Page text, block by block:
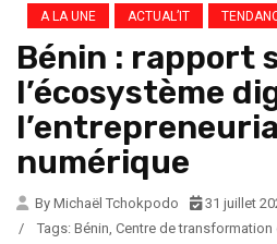
A LA UNE ACTUAL’IT
Bénin : rapport
l’écosystème
numérique
By Michaël Tchokpodo
31 juillet
/
Tags: Bénin, Centre de transformation